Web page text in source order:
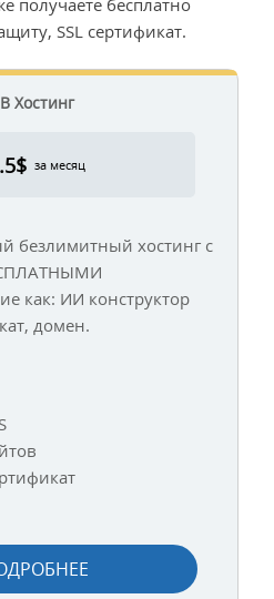
SSL сертификат.
Хостинг
за месяц
безлимитный хостинг с
как: ИИ конструктор
домен.